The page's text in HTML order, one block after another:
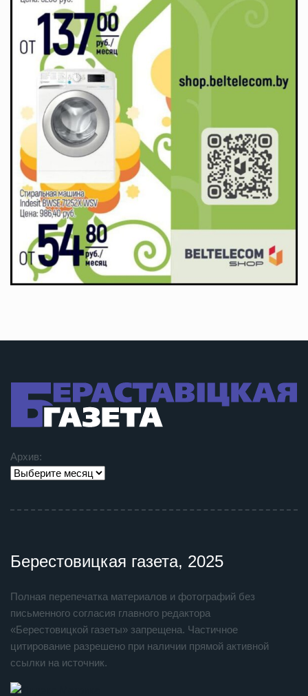
Архив:
Берестовицкая газета, 2025
Полная перепечатка материалов и фотографий без
письменного согласия главного редактора
«Берестовицкой газеты» запрещена. Частичное
цитирование разрешено при наличии прямой активной
ссылки на источник.